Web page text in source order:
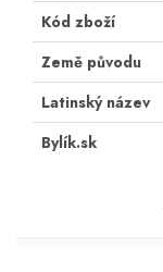
Kód zboží
Země původu
Latinský název
Bylík.sk